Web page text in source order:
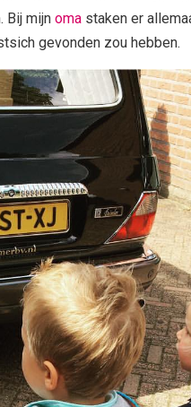
Bij mijn oma staken er
gevonden zou hebben.